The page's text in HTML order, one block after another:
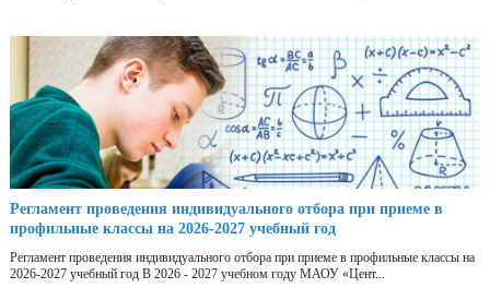
Регламент проведения индивидуального отбора при приеме в
профильные классы на 2026-2027 учебный год
Регламент проведения индивидуального отбора при приеме в профильные классы на
2026-2027 учебный год В 2026 - 2027 учебном году МАОУ «Цент...